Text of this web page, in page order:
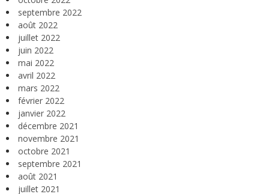
septembre 2022
août 2022
juillet 2022
juin 2022
mai 2022
avril 2022
mars 2022
février 2022
janvier 2022
décembre 2021
novembre 2021
octobre 2021
septembre 2021
août 2021
juillet 2021